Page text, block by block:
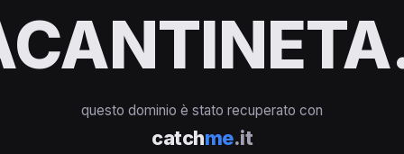
questo dominio è stato recuperato con
catchme.it